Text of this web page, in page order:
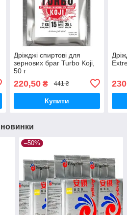
Дріжджі спиртові для
зернових браг Turbo Koji,
50 г
220,50₴ 441 ₴
Купити
новинки
–50%